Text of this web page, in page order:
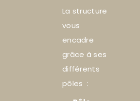
La structure
vous
encadre
grâce à ses
différents
pôles :